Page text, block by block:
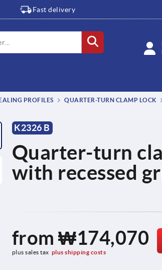
Fast delivery
PROFILES QUARTER-TURN CLAMP LOCK
K2326 B
Quarter-turn
with recessed
from₩174,070
plus sales tax plus shipping costs